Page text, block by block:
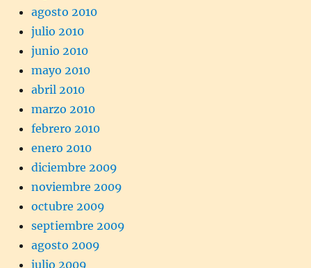
agosto 2010
julio 2010
junio 2010
mayo 2010
abril 2010
marzo 2010
febrero 2010
enero 2010
diciembre 2009
noviembre 2009
octubre 2009
septiembre 2009
agosto 2009
julio 2009